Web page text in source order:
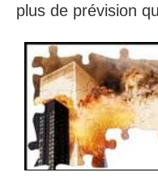
plus de prévision